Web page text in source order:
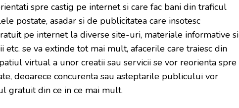
spre castig pe internet si care fac bani din traficul
postate, asadar si de publicitatea care insotesc
pe internet la diverse site-uri, materiale informative si
etc. se va extinde tot mai mult, afacerile care traiesc din
virtual a unor creatii sau servicii se vor reorienta spre
deoarece concurenta sau asteptarile publicului vor
gratuit din ce in ce mai mult.